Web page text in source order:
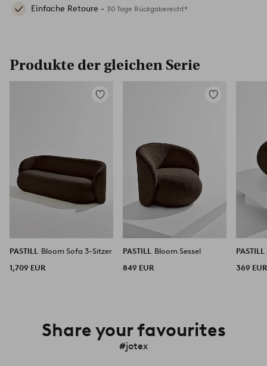
Einfache Retoure - 30 Tage Rückgaberecht*
Produkte der gleichen Serie
Zu
PASTILL
Bloom Sofa 3-Sitzer
1,709 EUR
Zu
PASTILL
Bloom Sessel
849 EUR
PASTILL
369 EUR
Share your favourites
#jotex